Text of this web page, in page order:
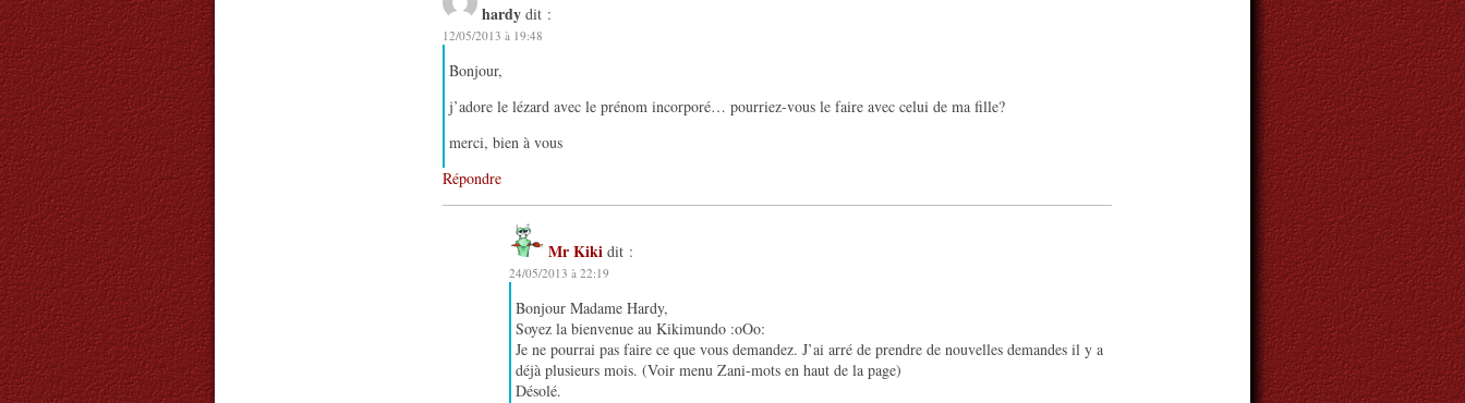
hardy dit :
12/05/2013 à 19:48
Bonjour,
j’adore le lézard avec le prénom incorporé… pourriez-vous le faire avec celui de ma fille?
merci, bien à vous
Répondre
Mr Kiki dit :
24/05/2013 à 22:19
Bonjour Madame Hardy,
Soyez la bienvenue au Kikimundo :oOo:
Je ne pourrai pas faire ce que vous demandez. J’ai arré de prendre de nouvelles demandes il y a
déjà plusieurs mois. (Voir menu Zani-mots en haut de la page)
Désolé.